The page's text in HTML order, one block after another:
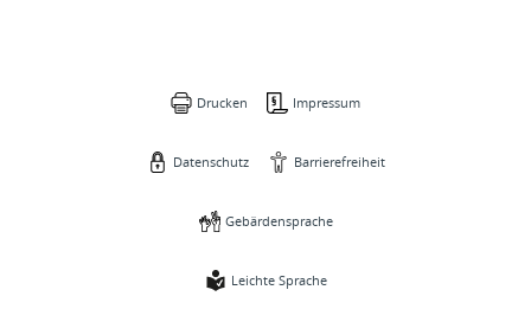
Drucken Impressum
Datenschutz Barrierefreiheit
Gebärdensprache
Leichte Sprache